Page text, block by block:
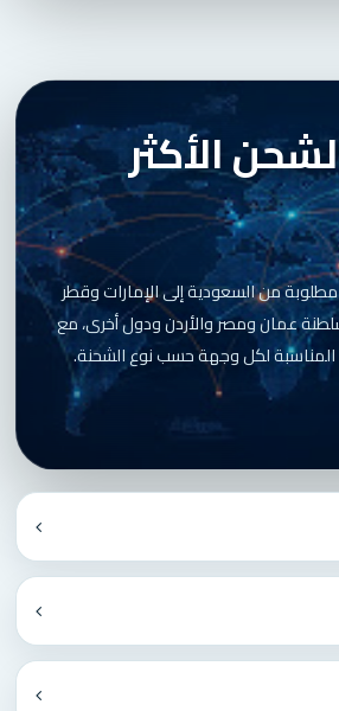
الأكثر
من السعودية إلى الإمارات وقطر
عمان ومصر والأردن ودول أخرى، مع
المناسبة لكل وجهة حسب نوع الشحنة.